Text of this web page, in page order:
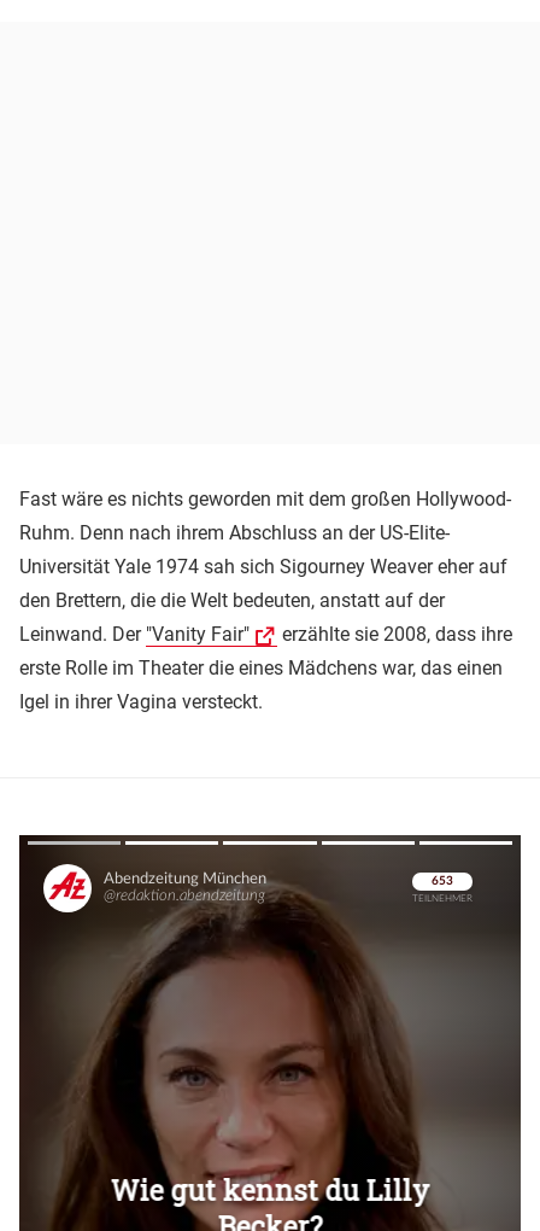
Fast wäre es nichts geworden mit dem großen Hollywood-
Ruhm. Denn nach ihrem Abschluss an der US-Elite-
Universität Yale 1974 sah sich Sigourney Weaver eher auf
den Brettern, die die Welt bedeuten, anstatt auf der
Leinwand. Der "Vanity Fair"
erzählte sie 2008, dass ihre
erste Rolle im Theater die eines Mädchens war, das einen
Igel in ihrer Vagina versteckt.
Überspringen
Überspringen